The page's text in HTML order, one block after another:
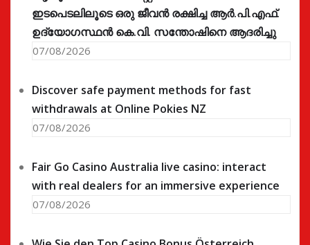
ഇടപെടലിലൂടെ ഒരു ജീവൻ രക്ഷിച്ച ആർ.പി.എഫ്.
ഉദ്യോഗസ്ഥൻ കെ.വി. സന്തോഷിനെ ആദരിച്ചു
07/08/2026
Discover safe payment methods for fast
withdrawals at Online Pokies NZ
07/08/2026
Fair Go Casino Australia live casino: interact
with real dealers for an immersive experience
07/08/2026